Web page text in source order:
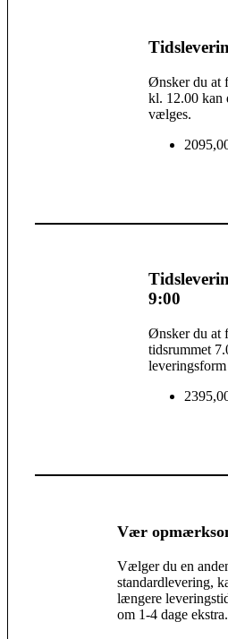
Ønsker du at
kl. 12.00 kan
vælges.
9:00
Ønsker du at
tidsrummet
Vær
Vælger du en
standardlevering,
længere
om 1-4 dage ekstra.